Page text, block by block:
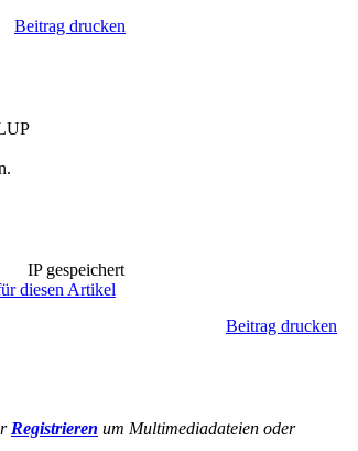
Beitrag drucken
IP gespeichert
diesen Artikel
Beitrag drucken
Registrieren um Multimediadateien oder